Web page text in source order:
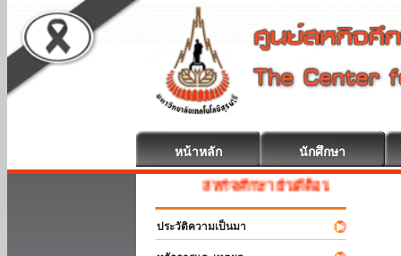
หน้าหลัก นักศึกษา
สหกิจศึกษา ยินดีต้อนรับ
ประวัติความเป็นมา